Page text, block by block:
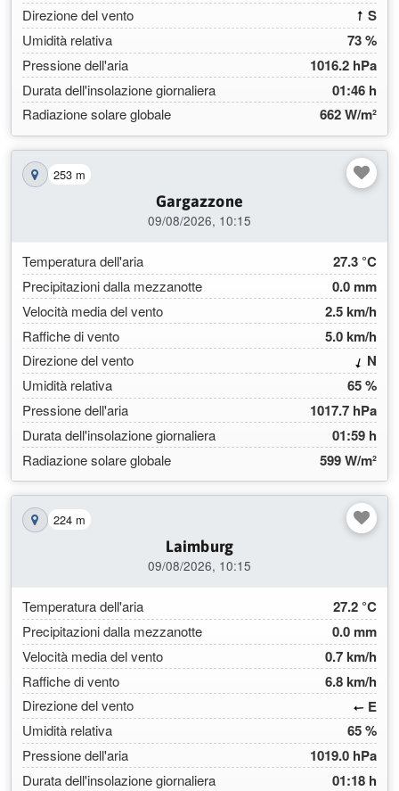
Direzione del vento S
Umidità relativa
73 %
Pressione dell'aria 1016.2 hPa
Durata dell'insolazione giornaliera 01:46 h
Radiazione solare globale 662 W/m²
Mostra la stazione sulla mappa
253 m
Gargazzone
09/08/2026, 10:15
Temperatura dell'aria 27.3 °C
Precipitazioni dalla mezzanotte 0.0 mm
Velocità media del vento 2.5 km/h
Raffiche di vento 5.0 km/h
Direzione del vento N
Umidità relativa
65 %
Pressione dell'aria 1017.7 hPa
Durata dell'insolazione giornaliera 01:59 h
Radiazione solare globale 599 W/m²
Mostra la stazione sulla mappa
224 m
Laimburg
09/08/2026, 10:15
Temperatura dell'aria 27.2 °C
Precipitazioni dalla mezzanotte 0.0 mm
Velocità media del vento 0.7 km/h
Raffiche di vento 6.8 km/h
Direzione del vento E
Umidità relativa
65 %
Pressione dell'aria 1019.0 hPa
Durata dell'insolazione giornaliera 01:18 h